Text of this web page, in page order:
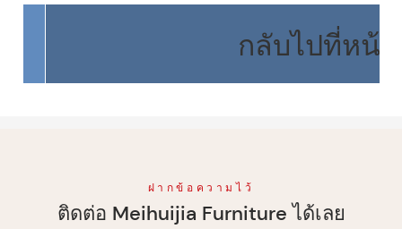
กลับไปที่หน้า
ฝากข้อความไว้
ติดต่อ Meihuijia Furniture ได้เลย